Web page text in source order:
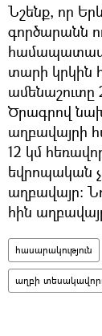
Նշենք, որ
գործարանն
տարի կրկին
ամենաշուտը
Ծրագրով
աղբավայրի
12 կմ
եվրոպական
աղբավայր։
հին
հասարակություն
աղբի